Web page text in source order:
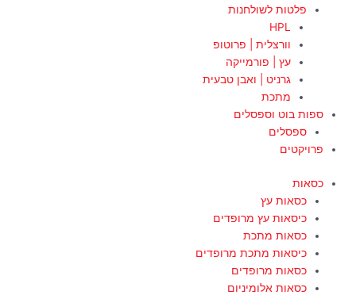
פלטות לשולחנות
HPL
וורצלית | פרוטופ
עץ | פורמייקה
גרניט | ואבן טבעית
מתכת
ספות בוט וספסלים
ספסלים
פרויקטים
כסאות
כסאות עץ
כיסאות עץ מרופדים
כסאות מתכת
כיסאות מתכת מרופדים
כסאות מרופדים
כסאות אלומיניום